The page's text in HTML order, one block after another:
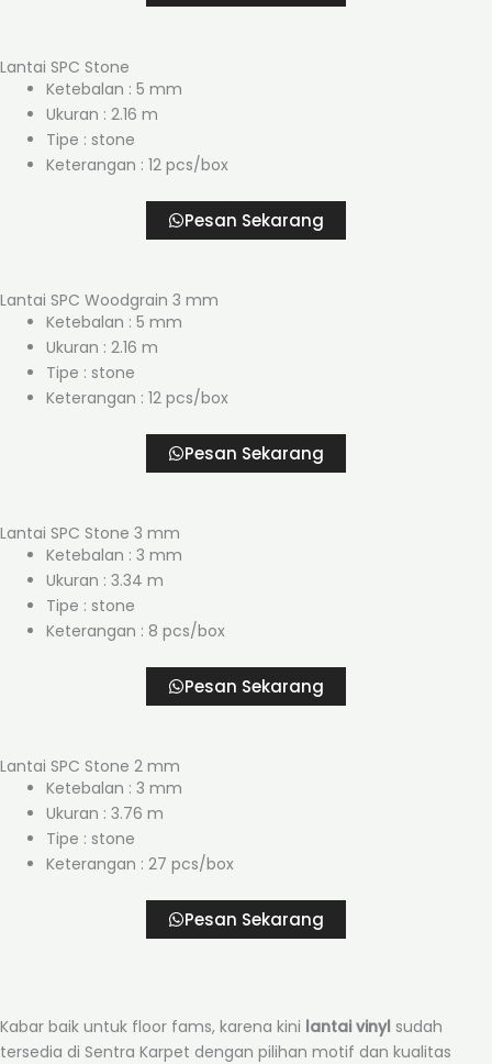
Lantai SPC Stone
Ketebalan : 5 mm
Ukuran : 2.16 m
Tipe : stone
Keterangan : 12 pcs/box
Pesan Sekarang
Lantai SPC Woodgrain 3 mm
Ketebalan : 5 mm
Ukuran : 2.16 m
Tipe : stone
Keterangan : 12 pcs/box
Pesan Sekarang
Lantai SPC Stone 3 mm
Ketebalan : 3 mm
Ukuran : 3.34 m
Tipe : stone
Keterangan : 8 pcs/box
Pesan Sekarang
Lantai SPC Stone 2 mm
Ketebalan : 3 mm
Ukuran : 3.76 m
Tipe : stone
Keterangan : 27 pcs/box
Pesan Sekarang
Kabar baik untuk floor fams, karena kini lantai vinyl sudah
tersedia di Sentra Karpet dengan pilihan motif dan kualitas